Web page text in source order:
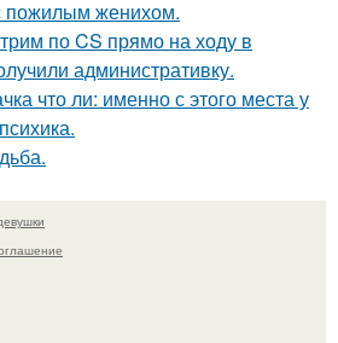
пожилым женихом.
по CS прямо на ходу в
административку.
что ли: именно с этого места у